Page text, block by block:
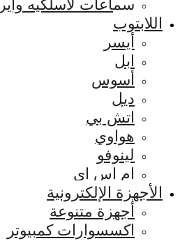
سماعات لاسلكيه
اللابتوب
أيسر
ابل
أسوس
ديل
اتش بي
هواوي
لينوفو
ام اس اي
الأجهزة الإلكترونية
أجهزة متنوعة
اكسسوارات كمبيوتر